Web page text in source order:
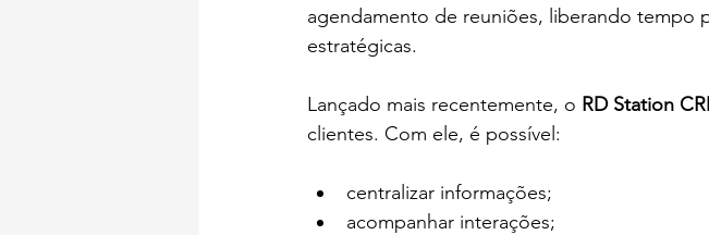
agendamento de reuniões, liberando tempo
estratégicas.
Lançado mais recentemente, o RD Station
clientes. Com ele, é possível:
centralizar informações;
acompanhar interações;